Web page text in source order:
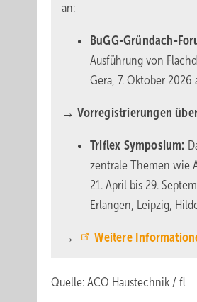
an:
BuGG-Gründach-
Ausführung von
Gera, 7. Oktober
→ Vorregistrierungen
Triflex Symposium:
zentrale Themen wie
21. April bis 29.
Erlangen, Leipzig,
→ Weitere
Quelle: ACO Haustechnik / fl